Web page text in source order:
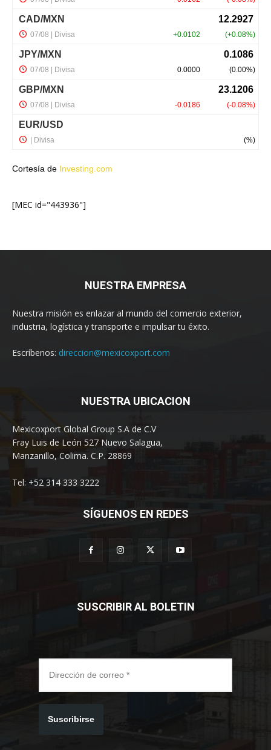
Cortesía de Investing.com
[MEC id="443936"]
NUESTRA EMPRESA
Nuestra misión es enlazar al mundo del comercio exterior,
industria, logística y transporte e impulsar tu éxito.
Escríbenos: direccion@mexicoxport.com
NUESTRA UBICACION
Mexicoxport Global Group S.A de C.V
Fray Luis de León 527 Nuevo Salagua,
Manzanillo, Colima. C.P. 28869
Tel: +52 314 333 3222
SÍGUENOS EN REDES
SUSCRIBIR AL BOLETIN
Suscribirse